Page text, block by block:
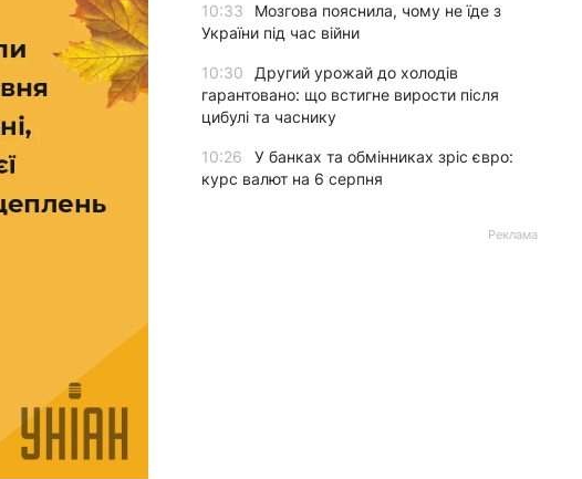
10:33
Мозгова пояснила, чому не їде з
України під час війни
10:30
Другий урожай до холодів
гарантовано: що встигне вирости після
цибулі та часнику
10:26
У банках та обмінниках зріс євро:
курс валют на 6 серпня
Реклама